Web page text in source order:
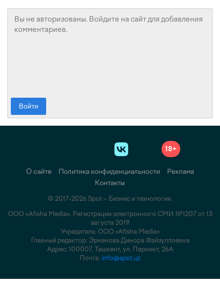
Войти
18+
О сайте Политика конфиденциальности
Реклама
Контакты
© 2017-2026 Spot – Бизнес и технологии.
ООО «Afisha Media». Регистрации электронного СМИ №1207 от 13
августа 2019
Учредитель: ООО «Afisha Media»
Главный редактор: Эркенова Динора Файзуллоевна
Адрес: 100007, Ташкент, ул. Паркент, 26А
Почта: info@spot.uz